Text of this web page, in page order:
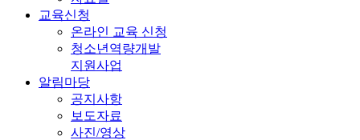
교육신청
온라인 교육 신청
청소년역량개발
지원사업
알림마당
공지사항
보도자료
사진/영상